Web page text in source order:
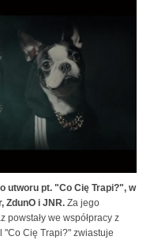
utworu pt. "Co Cię Trapi?", w
ZdunO i JNR. Za jego
we współpracy z
"Co Cię Trapi?" zwiastuje